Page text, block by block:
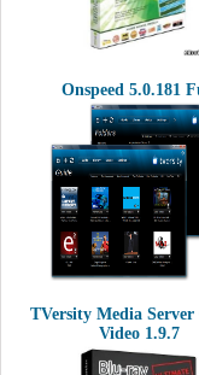
Onspeed 5.0.181
TVersity Media Server
Video 1.9.7